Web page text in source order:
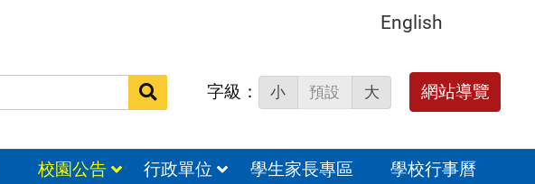
English
搜
字級： 小 預設 大 網站導覽
校園公告 行政單位 學生家長專區
學校行事曆